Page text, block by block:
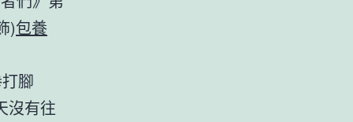
)包養
腳
沒有往